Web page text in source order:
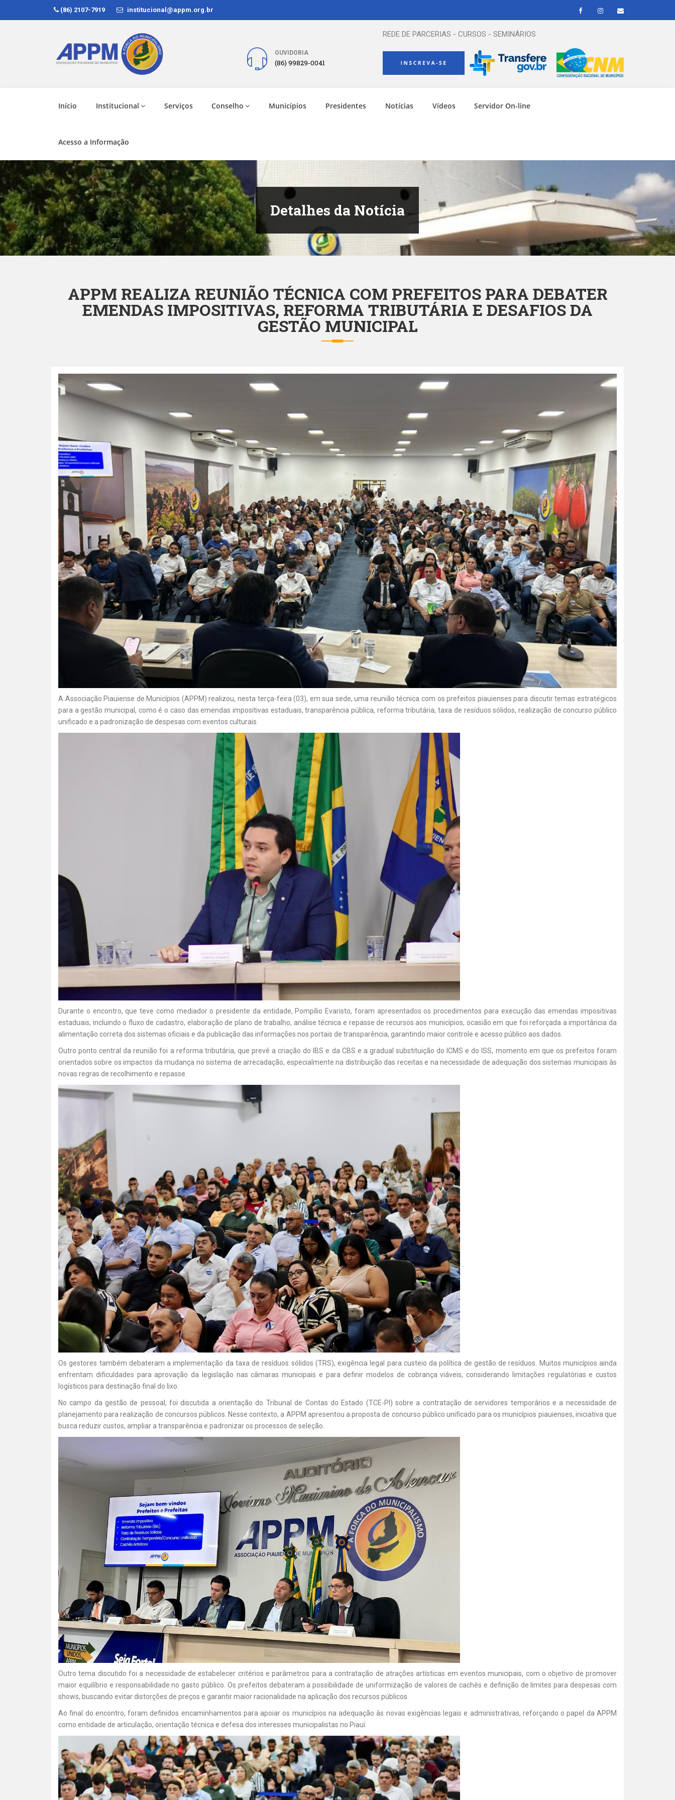
(86) 2107-7919 institucional@appm.org.br
OUVIDORIA
(86) 99829-0041
REDE DE PARCERIAS - CURSOS - SEMINÁRIOS
Início Institucional Serviços Conselho Municípios Presidentes Notícias Vídeos Servidor On-line
Acesso a Informação
Detalhes da Notícia
APPM REALIZA REUNIÃO TÉCNICA COM PREFEITOS PARA DEBATER
EMENDAS IMPOSITIVAS, REFORMA TRIBUTÁRIA E DESAFIOS DA
GESTÃO MUNICIPAL
A Associação Piauiense de Municípios (APPM) realizou, nesta terça-feira (03), em sua sede, uma reunião técnica com os prefeitos piauienses para discutir temas estratégicos
para a gestão municipal, como é o caso das emendas impositivas estaduais, transparência pública, reforma tributária, taxa de resíduos sólidos, realização de concurso público
unificado e a padronização de despesas com eventos culturais.
Durante o encontro, que teve como mediador o presidente da entidade, Pompílio Evaristo, foram apresentados os procedimentos para execução das emendas impositivas
estaduais, incluindo o fluxo de cadastro, elaboração de plano de trabalho, análise técnica e repasse de recursos aos municípios, ocasião em que foi reforçada a importância da
alimentação correta dos sistemas oficiais e da publicação das informações nos portais de transparência, garantindo maior controle e acesso público aos dados.
Outro ponto central da reunião foi a reforma tributária, que prevê a criação do IBS e da CBS e a gradual substituição do ICMS e do ISS, momento em que os prefeitos foram
orientados sobre os impactos da mudança no sistema de arrecadação, especialmente na distribuição das receitas e na necessidade de adequação dos sistemas municipais às
novas regras de recolhimento e repasse.
Os gestores também debateram a implementação da taxa de resíduos sólidos (TRS), exigência legal para custeio da política de gestão de resíduos. Muitos municípios ainda
enfrentam dificuldades para aprovação da legislação nas câmaras municipais e para definir modelos de cobrança viáveis, considerando limitações regulatórias e custos
logísticos para destinação final do lixo.
No campo da gestão de pessoal, foi discutida a orientação do Tribunal de Contas do Estado (TCE-PI) sobre a contratação de servidores temporários e a necessidade de
planejamento para realização de concursos públicos. Nesse contexto, a APPM apresentou a proposta de concurso público unificado para os municípios piauienses, iniciativa que
busca reduzir custos, ampliar a transparência e padronizar os processos de seleção.
Outro tema discutido foi a necessidade de estabelecer critérios e parâmetros para a contratação de atrações artísticas em eventos municipais, com o objetivo de promover
maior equilíbrio e responsabilidade no gasto público. Os prefeitos debateram a possibilidade de uniformização de valores de cachês e definição de limites para despesas com
shows, buscando evitar distorções de preços e garantir maior racionalidade na aplicação dos recursos públicos.
Ao final do encontro, foram definidos encaminhamentos para apoiar os municípios na adequação às novas exigências legais e administrativas, reforçando o papel da APPM
como entidade de articulação, orientação técnica e defesa dos interesses municipalistas no Piauí.